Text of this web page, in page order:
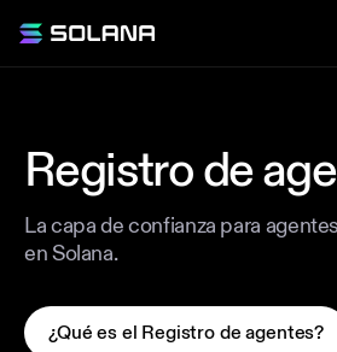
Registro de
La capa de confianza para
en Solana.
¿Qué es el Registro de agentes?